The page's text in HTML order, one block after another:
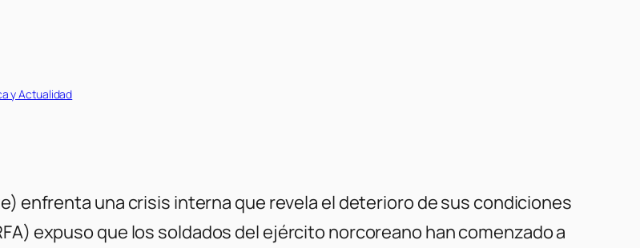
y Actualidad
enfrenta una crisis interna que revela el deterioro de sus condiciones
expuso que los soldados del ejército norcoreano han comenzado a